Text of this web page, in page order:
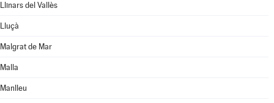
Llinars del Vallès
Lluçà
Malgrat de Mar
Malla
Manlleu